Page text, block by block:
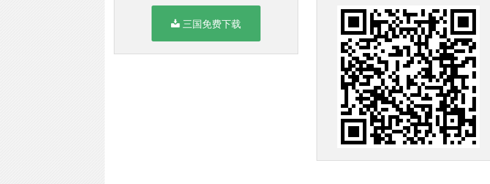
三国免费下载